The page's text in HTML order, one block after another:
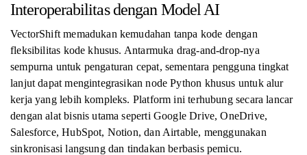
Interoperabilitas dengan Model AI
VectorShift memadukan kemudahan tanpa kode dengan
fleksibilitas kode khusus. Antarmuka drag-and-drop-nya
sempurna untuk pengaturan cepat, sementara pengguna tingkat
lanjut dapat mengintegrasikan node Python khusus untuk alur
kerja yang lebih kompleks. Platform ini terhubung secara lancar
dengan alat bisnis utama seperti Google Drive, OneDrive,
Salesforce, HubSpot, Notion, dan Airtable, menggunakan
sinkronisasi langsung dan tindakan berbasis pemicu.